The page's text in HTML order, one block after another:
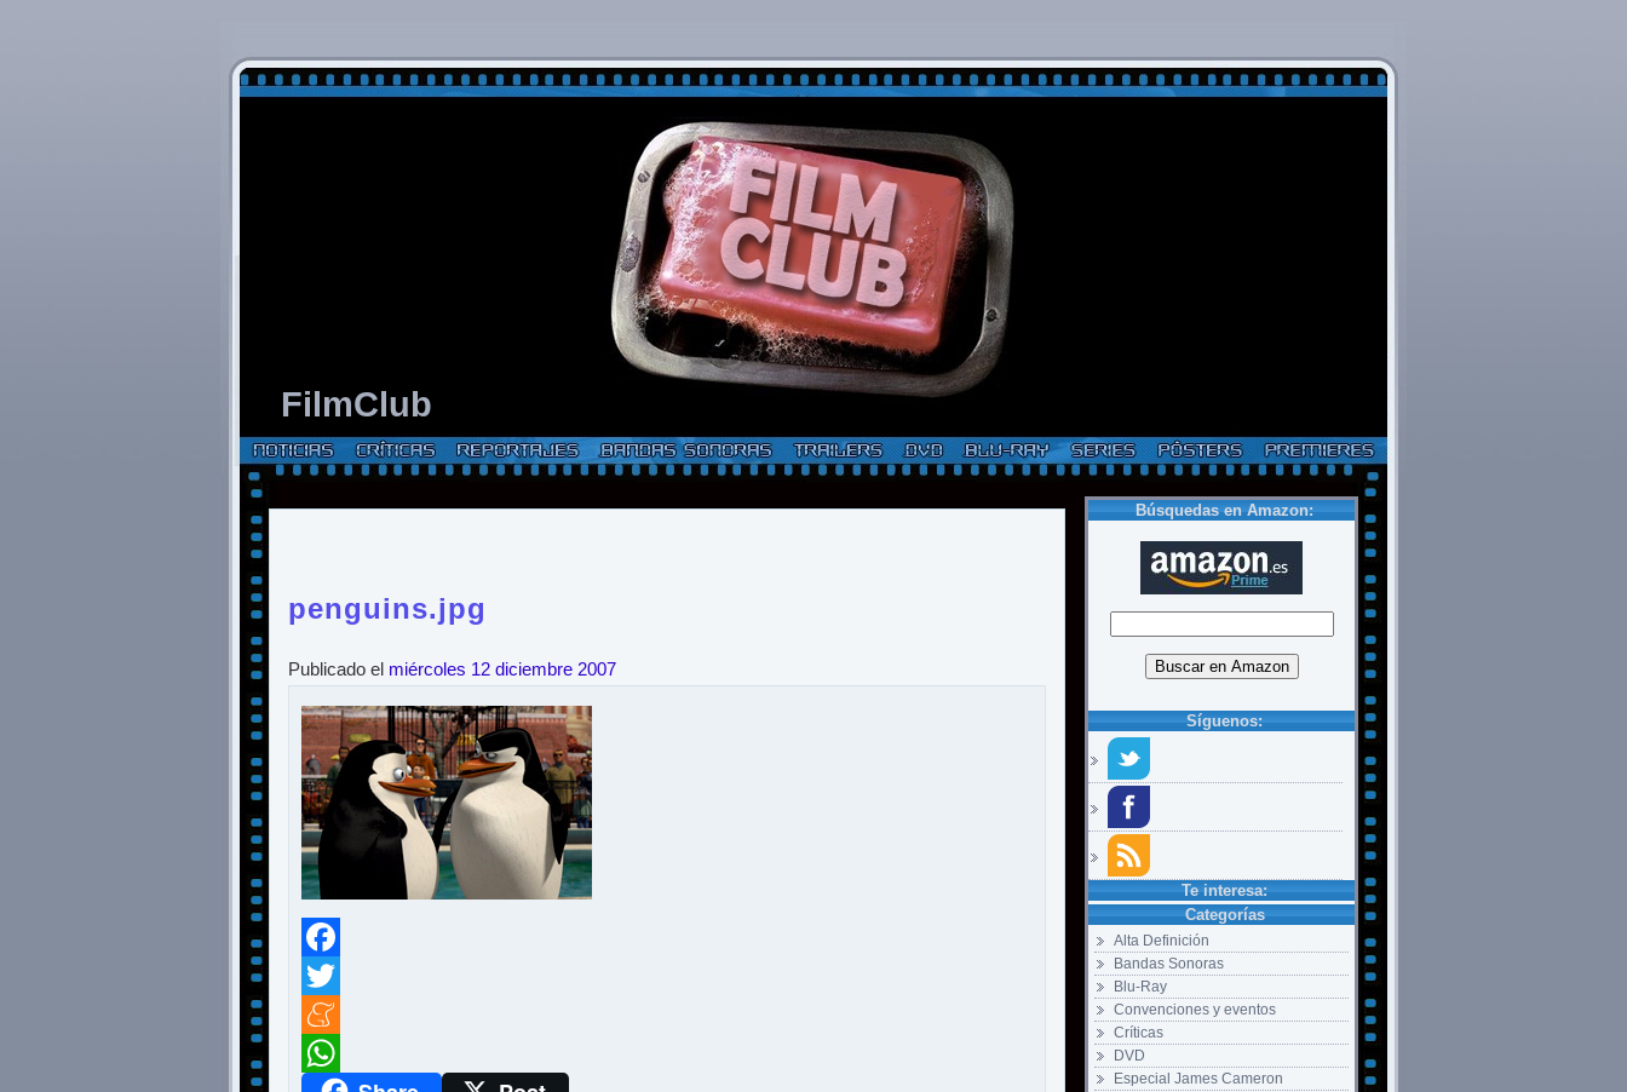
FilmClub
Búsquedas en Amazon:
Síguenos:
Te interesa:
Categorías
Alta Definición
Bandas Sonoras
Blu-Ray
Convenciones y eventos
Críticas
DVD
Especial James Cameron
penguins.jpg
Publicado el miércoles 12 diciembre 2007
Facebook
Twitter
Meneame